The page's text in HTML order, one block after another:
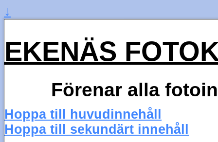
↓
EKENÄS
Förenar alla
Hoppa till huvudinnehåll
Hoppa till sekundärt innehåll